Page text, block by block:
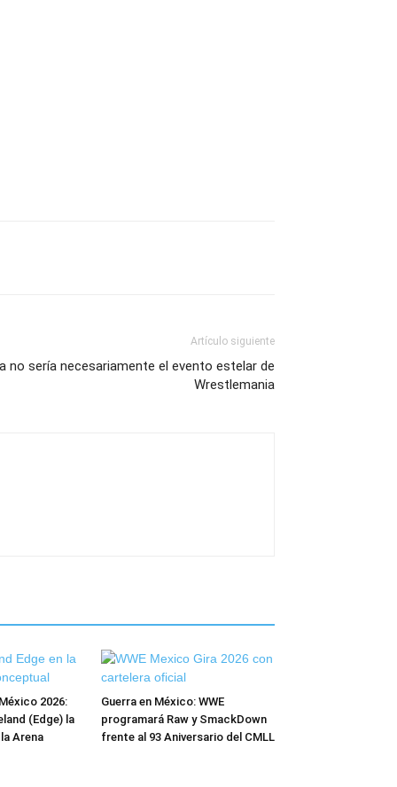
Artículo siguiente
no sería necesariamente el evento estelar de
Wrestlemania
2026:
(Edge) la
Arena
Guerra en México: WWE
programará Raw y SmackDown
frente al 93 Aniversario del CMLL